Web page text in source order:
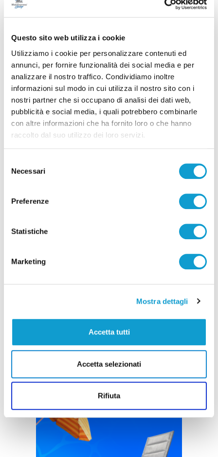
Questo sito web utilizza i cookie
Utilizziamo i cookie per personalizzare contenuti ed
annunci, per fornire funzionalità dei social media e per
analizzare il nostro traffico. Condividiamo inoltre
informazioni sul modo in cui utilizza il nostro sito con i
nostri partner che si occupano di analisi dei dati web,
pubblicità e social media, i quali potrebbero combinarle
con altre informazioni che ha fornito loro o che hanno
raccolto dal suo utilizzo dei loro servizi.
delNecessari
Preferenze
Statistiche
Marketing
Mostra dettagli
Accetta tutti
Accetta selezionati
Rifiuta
Samb-Lanciano 4-0, entrano Sgarbi e Perrotta
e cambia tutto, doppietta di Faggioli